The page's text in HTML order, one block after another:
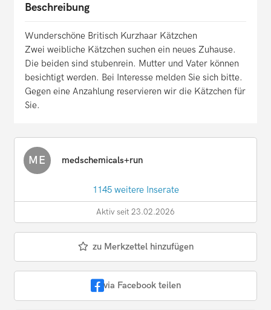
Beschreibung
Wunderschöne Britisch Kurzhaar Kätzchen
Zwei weibliche Kätzchen suchen ein neues Zuhause.
Die beiden sind stubenrein. Mutter und Vater können
besichtigt werden. Bei Interesse melden Sie sich bitte.
Gegen eine Anzahlung reservieren wir die Kätzchen für
Sie.
ME medschemicals+run
1145 weitere Inserate
Aktiv seit 23.02.2026
zu Merkzettel hinzufügen
via Facebook teilen